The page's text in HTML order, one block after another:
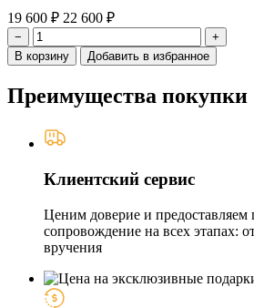
19 600 ₽ 22 600 ₽
−
+
В корзину
Добавить в избранное
Преимущества покупки
Клиентский сервис
Ценим доверие и предоставляем
сопровождение на всех этапах:
вручения